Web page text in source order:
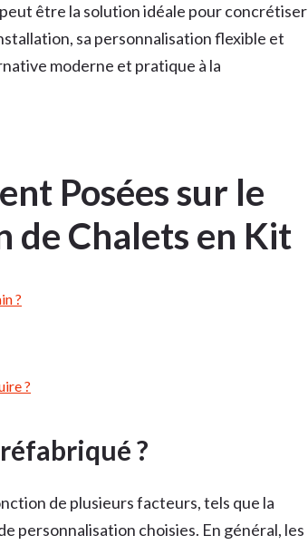
être la solution idéale pour concrétiser
sa personnalisation flexible et
moderne et pratique à la
Posées sur le
de Chalets en Kit
?
?
?
de plusieurs facteurs, tels que la
personnalisation choisies. En général, les